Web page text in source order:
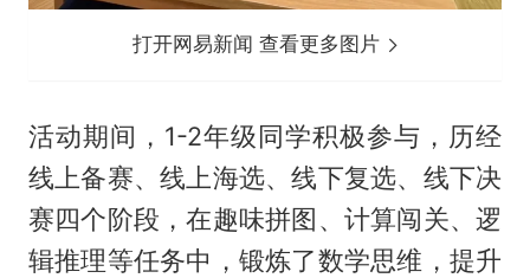
打开网易新闻 查看更多图片
活动期间，1-2年级同学积极参与，历经
线上备赛、线上海选、线下复选、线下决
赛四个阶段，在趣味拼图、计算闯关、逻
辑推理等任务中，锻炼了数学思维，提升